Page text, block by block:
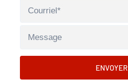
ENVOYER